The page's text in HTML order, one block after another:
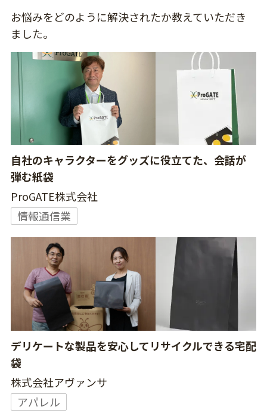
お悩みをどのように解決されたか教えていただき
ました。
自社のキャラクターをグッズに役立てた、会話が
弾む紙袋
ProGATE株式会社
情報通信業
デリケートな製品を安心してリサイクルできる宅配
袋
株式会社アヴァンサ
アパレル